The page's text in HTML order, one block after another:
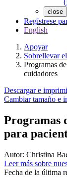
close
Regístrese
English
Apoyar
Sobrellevar
Programas
cuidadores
Descargar e
Cambiar tamaño e
Programas
para
Autor: Christina
Leer más sobre
Fecha de la última